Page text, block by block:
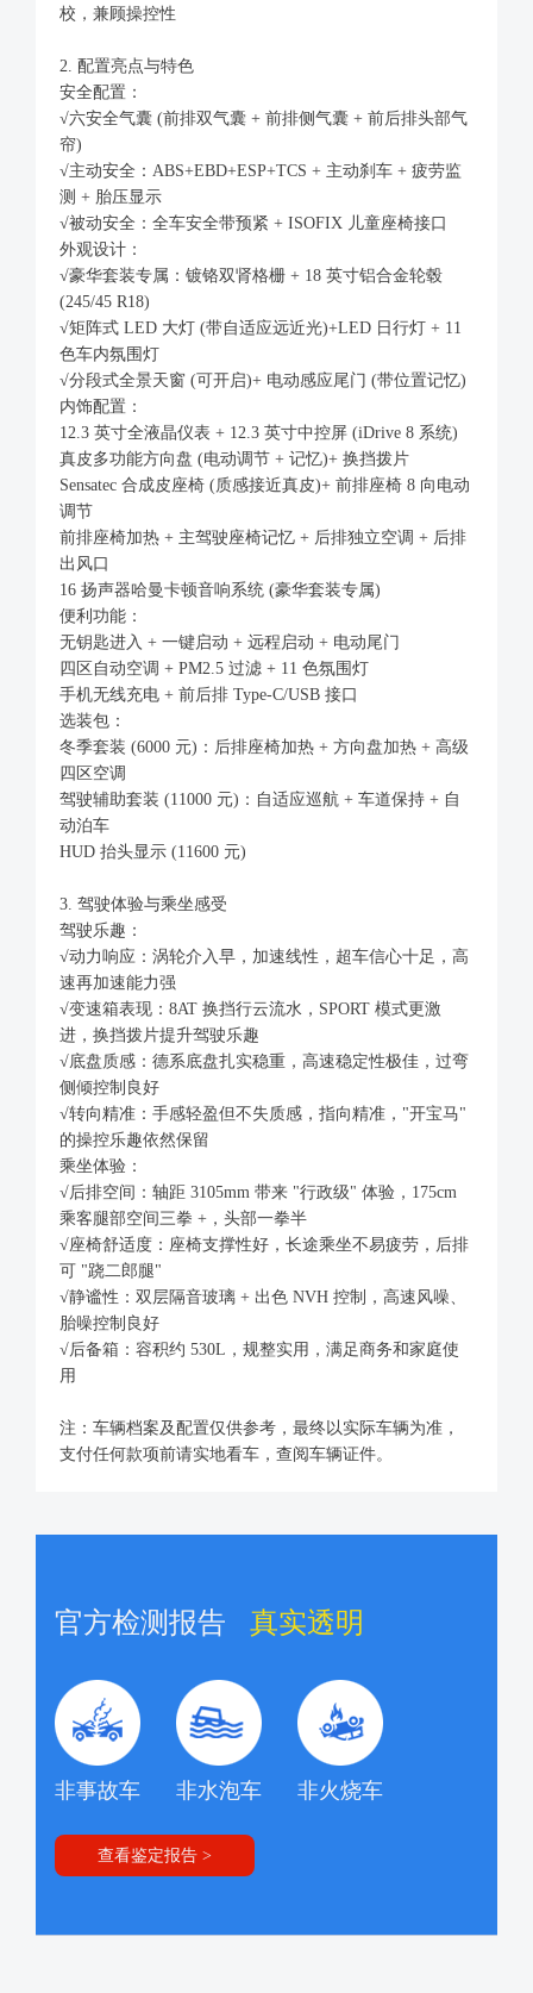
校，兼顾操控性
2. 配置亮点与特色
安全配置：
√六安全气囊 (前排双气囊 + 前排侧气囊 + 前后排头部气
帘)
√主动安全：ABS+EBD+ESP+TCS + 主动刹车 + 疲劳监
测 + 胎压显示
√被动安全：全车安全带预紧 + ISOFIX 儿童座椅接口
外观设计：
√豪华套装专属：镀铬双肾格栅 + 18 英寸铝合金轮毂
(245/45 R18)
√矩阵式 LED 大灯 (带自适应远近光)+LED 日行灯 + 11
色车内氛围灯
√分段式全景天窗 (可开启)+ 电动感应尾门 (带位置记忆)
内饰配置：
12.3 英寸全液晶仪表 + 12.3 英寸中控屏 (iDrive 8 系统)
真皮多功能方向盘 (电动调节 + 记忆)+ 换挡拨片
Sensatec 合成皮座椅 (质感接近真皮)+ 前排座椅 8 向电动
调节
前排座椅加热 + 主驾驶座椅记忆 + 后排独立空调 + 后排
出风口
16 扬声器哈曼卡顿音响系统 (豪华套装专属)
便利功能：
无钥匙进入 + 一键启动 + 远程启动 + 电动尾门
四区自动空调 + PM2.5 过滤 + 11 色氛围灯
手机无线充电 + 前后排 Type-C/USB 接口
选装包：
冬季套装 (6000 元)：后排座椅加热 + 方向盘加热 + 高级
四区空调
驾驶辅助套装 (11000 元)：自适应巡航 + 车道保持 + 自
动泊车
HUD 抬头显示 (11600 元)
3. 驾驶体验与乘坐感受
驾驶乐趣：
√动力响应：涡轮介入早，加速线性，超车信心十足，高
速再加速能力强
√变速箱表现：8AT 换挡行云流水，SPORT 模式更激
进，换挡拨片提升驾驶乐趣
√底盘质感：德系底盘扎实稳重，高速稳定性极佳，过弯
侧倾控制良好
√转向精准：手感轻盈但不失质感，指向精准，"开宝马"
的操控乐趣依然保留
乘坐体验：
√后排空间：轴距 3105mm 带来 "行政级" 体验，175cm
乘客腿部空间三拳 +，头部一拳半
√座椅舒适度：座椅支撑性好，长途乘坐不易疲劳，后排
可 "跷二郎腿"
√静谧性：双层隔音玻璃 + 出色 NVH 控制，高速风噪、
胎噪控制良好
√后备箱：容积约 530L，规整实用，满足商务和家庭使
用
注：车辆档案及配置仅供参考，最终以实际车辆为准，
支付任何款项前请实地看车，查阅车辆证件。
官方检测报告 真实透明
非事故车 非水泡车 非火烧车
查看鉴定报告 >